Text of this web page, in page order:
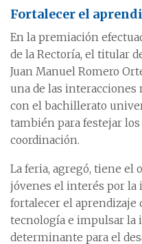
Fortalecer el
En la premiación
de la Rectoría, el titular
Juan Manuel Romero
una de las interacciones
con el bachillerato
también para festejar los
coordinación.
La feria, agregó, tiene el
jóvenes el interés por
fortalecer el aprendizaje
tecnología e impulsar la
determinante para el